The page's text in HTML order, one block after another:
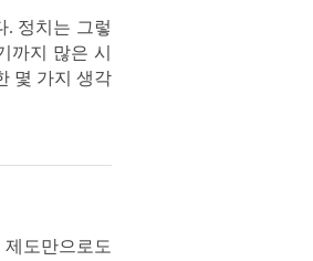
. 정치는 그렇
까지 많은 시
몇 가지 생각
제도만으로도